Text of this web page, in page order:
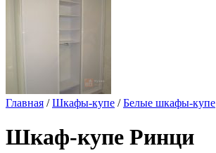
Главная /Шкафы-купе /Белые шкафы-купе
Шкаф-купе Ринци